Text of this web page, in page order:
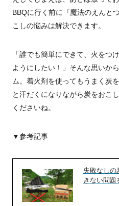
BBQに行く前に『魔法のえんと
こしの悩みは解決できます。
「誰でも簡単にできて、火をつ
ようにしたい！」そんな思いか
ム。着火剤を使ってもうまく炭
と汗だくになりながら炭をおこ
くださいね。
▼参考記事
失敗なしの
きない問題